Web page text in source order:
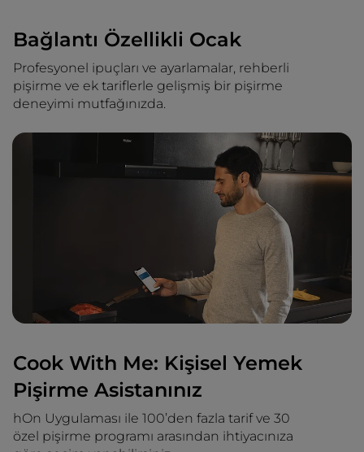
Bağlantı Özellikli Ocak
Profesyonel ipuçları ve ayarlamalar, rehberli
pişirme ve ek tariflerle gelişmiş bir pişirme
deneyimi mutfağınızda.
Cook With Me: Kişisel Yemek
Pişirme Asistanınız
hOn Uygulaması ile 100’den fazla tarif ve 30
özel pişirme programı arasından ihtiyacınıza